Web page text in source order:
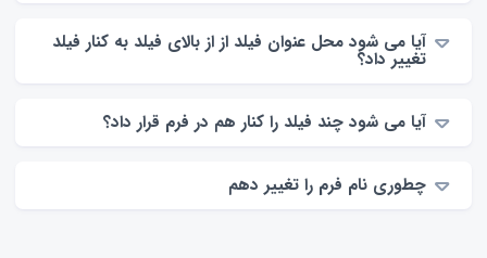
آیا می شود محل عنوان فیلد از از بالای فیلد به کنار فیلد
تغییر داد؟
آیا می شود چند فیلد را کنار هم در فرم قرار داد؟
چطوری نام فرم را تغییر دهم